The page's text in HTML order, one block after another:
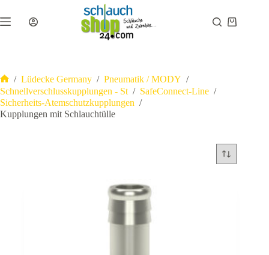
Inhalt
springen
Warenkorb
Start
/ Lüdecke Germany / Pneumatik / MODY /
Schnellverschlusskupplungen - St / SafeConnect-Line /
Sicherheits-Atemschutzkupplungen /
Kupplungen mit Schlauchtülle